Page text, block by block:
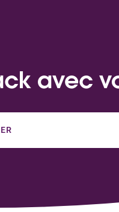
avec